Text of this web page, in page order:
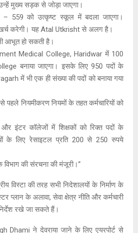
मुख्य सड़क से जोड़ा जाएगा।
– 559 को उत्कृष्ट स्कूल में बदला जाएगा।
करेगी। यह Atal Utkrisht से अलग है।
आभूत हो सकती है।
Medical College, Haridwar में 100
बनाया जाएगा। इसके लिए 950 पदों के
में भी एक ही संख्या की पदों को बनाया गया
नियमीकरण नियमों के तहत कर्मचारियों को
इंटर कॉलेजों में शिक्षकों को रिक्त पदों के
के लिए रेसाइटल प्रति 200 से 250 रुपये
की संरचना की मंजूरी।”
विस्टा की तरह सभी निदेशालयों के निर्माण के
प्लान के अलावा, सेवा क्षेत्र नीति और कर्मचारी
रखे जा सकते हैं।
Dhami ने देवराया जाने के लिए एयरपोर्ट से